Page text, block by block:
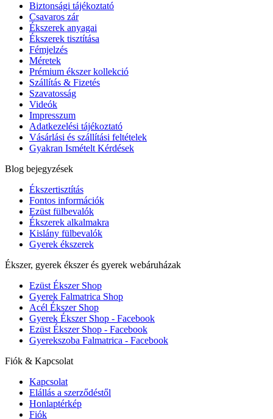
Biztonsági tájékoztató
Csavaros zár
Ékszerek anyagai
Ékszerek tisztítása
Fémjelzés
Méretek
Prémium ékszer kollekció
Szállítás & Fizetés
Szavatosság
Videók
Impresszum
Adatkezelési tájékoztató
Vásárlási és szállítási feltételek
Gyakran Ismételt Kérdések
Blog bejegyzések
Ékszertisztítás
Fontos információk
Ezüst fülbevalók
Ékszerek alkalmakra
Kislány fülbevalók
Gyerek ékszerek
Ékszer, gyerek ékszer és gyerek webáruházak
Ezüst Ékszer Shop
Gyerek Falmatrica Shop
Acél Ékszer Shop
Gyerek Ékszer Shop - Facebook
Ezüst Ékszer Shop - Facebook
Gyerekszoba Falmatrica - Facebook
Fiók & Kapcsolat
Kapcsolat
Elállás a szerződéstől
Honlaptérkép
Fiók